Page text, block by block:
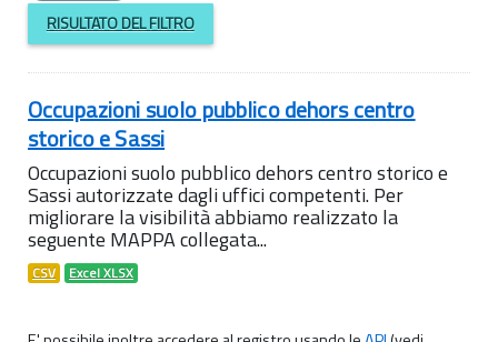
RISULTATO DEL FILTRO
Occupazioni suolo pubblico dehors centro
storico e Sassi
Occupazioni suolo pubblico dehors centro storico e
Sassi autorizzate dagli uffici competenti. Per
migliorare la visibilità abbiamo realizzato la
seguente MAPPA collegata...
CSV Excel XLSX